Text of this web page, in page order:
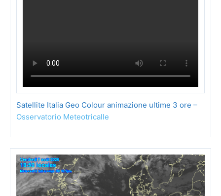
Satellite Italia Geo Colour animazione ultime 3 ore –
Osservatorio Meteotricalle